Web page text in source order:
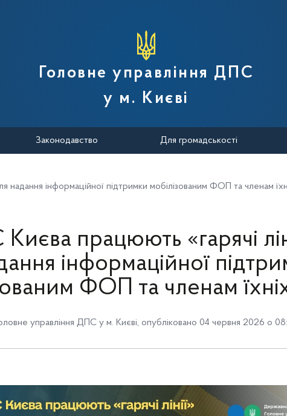
податкової служби України
Головне управління ДПС
у м. Києві
Законодавство Для громадськості
надання інформаційної підтримки мобілізованим ФОП та членам
працюють «гарячі
інформаційної
ФОП та членам
управління ДПС у м. Києві, опубліковано 04 червня 2026 о